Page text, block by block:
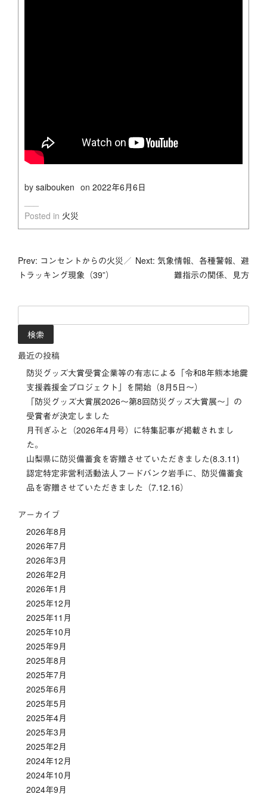
by saibouken on 2022年6月6日
Posted in 火災
投
ナ
ビ
ゲ
ー
シ
ョ
ン
Prev: コンセントからの火災／
トラッキング現象（39”）
Next: 気象情報、各種警報、避
難指示の関係、見方
索:
最近の投稿
防災グッズ大賞受賞企業等の有志による「令和8年熊本地震
支援義援金プロジェクト」を開始（8月5日～）
「防災グッズ⼤賞展2026〜第8回防災グッズ⼤賞展〜」の
受賞者が決定しました
月刊ぎふと（2026年4月号）に特集記事が掲載されまし
た。
山梨県に防災備蓄食を寄贈させていただきました(8.3.11)
認定特定非営利活動法人フードバンク岩手に、防災備蓄食
品を寄贈させていただきました（7.12.16）
アーカイブ
2026年8月
2026年7月
2026年3月
2026年2月
2026年1月
2025年12月
2025年11月
2025年10月
2025年9月
2025年8月
2025年7月
2025年6月
2025年5月
2025年4月
2025年3月
2025年2月
2024年12月
2024年10月
2024年9月